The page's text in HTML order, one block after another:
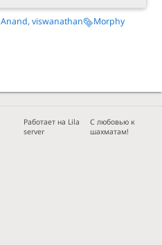
Anand, viswanathan
Morphy
Работает на Lila
server
С любовью к
шахматам!